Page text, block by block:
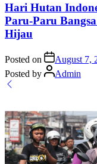
Hari Hutan
Paru-Paru
Hijau
Posted on August 7,
Posted by
Admin